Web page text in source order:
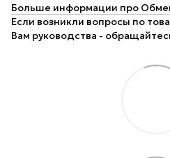
Больше информации про
Если возникли вопросы по
Вам руководства -